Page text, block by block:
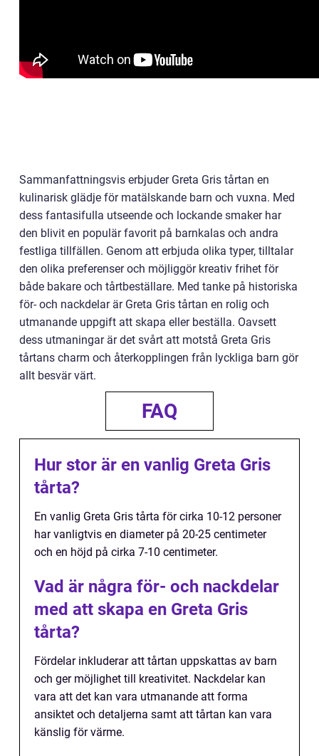
Sammanfattningsvis erbjuder Greta Gris tårtan en
kulinarisk glädje för matälskande barn och vuxna. Med
dess fantasifulla utseende och lockande smaker har
den blivit en populär favorit på barnkalas och andra
festliga tillfällen. Genom att erbjuda olika typer, tilltalar
den olika preferenser och möjliggör kreativ frihet för
både bakare och tårtbeställare. Med tanke på historiska
för- och nackdelar är Greta Gris tårtan en rolig och
utmanande uppgift att skapa eller beställa. Oavsett
dess utmaningar är det svårt att motstå Greta Gris
tårtans charm och återkopplingen från lyckliga barn gör
allt besvär värt.
FAQ
Hur stor är en vanlig Greta Gris
tårta?
En vanlig Greta Gris tårta för cirka 10-12 personer
har vanligtvis en diameter på 20-25 centimeter
och en höjd på cirka 7-10 centimeter.
Vad är några för- och nackdelar
med att skapa en Greta Gris
tårta?
Fördelar inkluderar att tårtan uppskattas av barn
och ger möjlighet till kreativitet. Nackdelar kan
vara att det kan vara utmanande att forma
ansiktet och detaljerna samt att tårtan kan vara
känslig för värme.